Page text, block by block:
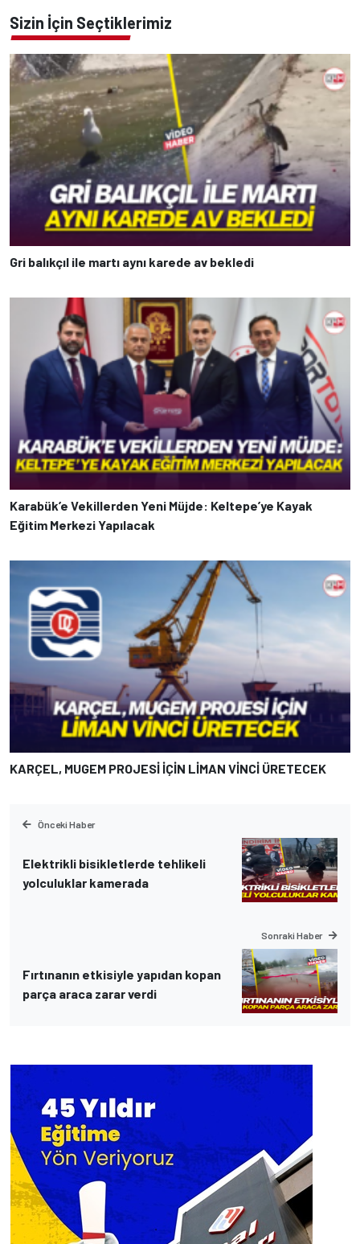
Sizin İçin Seçtiklerimiz
Gri balıkçıl ile martı aynı karede av bekledi
Karabük’e Vekillerden Yeni Müjde: Keltepe’ye Kayak
Eğitim Merkezi Yapılacak
KARÇEL, MUGEM PROJESİ İÇİN LİMAN VİNCİ ÜRETECEK
Önceki Haber
Elektrikli bisikletlerde tehlikeli
yolculuklar kamerada
Sonraki Haber
Fırtınanın etkisiyle yapıdan kopan
parça araca zarar verdi